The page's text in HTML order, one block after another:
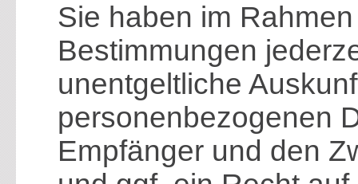
Sie haben im
Bestimmungen
unentgeltliche
personenbezogenen
Empfänger und den